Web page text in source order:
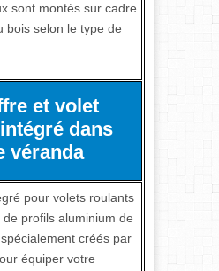
sont montés sur cadre
bois selon le type de
et volet
dans
véranda
pour volets roulants
profils aluminium de
créés par
équiper votre